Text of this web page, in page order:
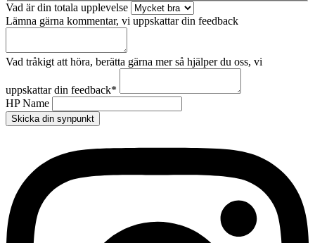
Vad är din totala upplevelse
Lämna gärna kommentar, vi uppskattar din feedback
Vad tråkigt att höra, berätta gärna mer så hjälper du oss, vi
uppskattar din feedback*
HP Name
Skicka din synpunkt